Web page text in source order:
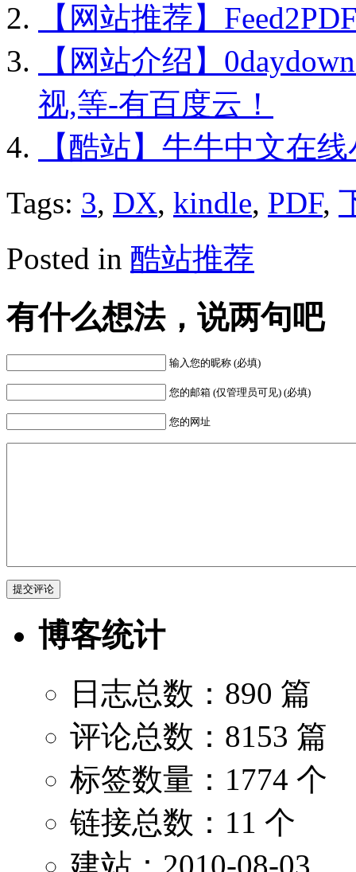
【网站推荐】
【网站介绍】
视,等-有百度云！
【酷站】牛牛中文在
Tags: 3, DX, kindle, PDF,
Posted in 酷站推荐
有什么想法，说两句吧
输入您的昵称 (必填)
您的邮箱 (仅管理员可见) (必填)
您的网址
博客统计
日志总数：890 篇
评论总数：8153 篇
标签数量：1774 个
链接总数：11 个